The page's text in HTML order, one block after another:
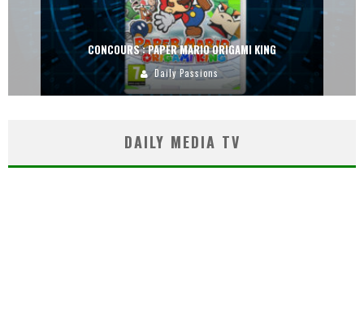
CONCOURS : PAPER MARIO ORIGAMI KING
Daily Passions
DAILY MEDIA TV